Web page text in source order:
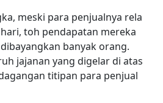
meski para penjualnya rela
toh pendapatan mereka
banyak orang.
jajanan yang digelar di atas
titipan para penjual